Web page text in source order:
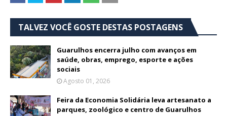
TALVEZ VOCÊ GOSTE DESTAS POSTAGENS
Guarulhos encerra julho com avanços em
saúde, obras, emprego, esporte e ações
sociais
Agosto 01, 2026
Feira da Economia Solidária leva artesanato a
parques, zoológico e centro de Guarulhos